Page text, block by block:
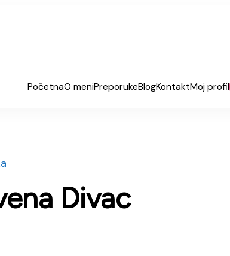
PočetnaO meniPreporukeBlogKontaktMoj profil
Divac